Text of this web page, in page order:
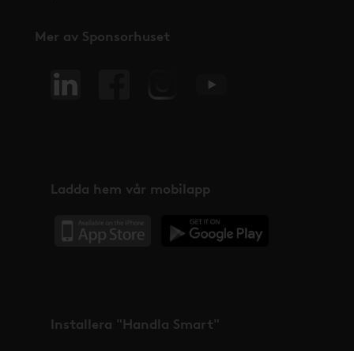
Mer av Sponsorhuset
Ladda hem vår mobilapp
Installera "Handla Smart"